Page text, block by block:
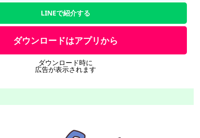
LINEで紹介する
ダウンロードはアプリから
ダウンロード時に
広告が表示されます